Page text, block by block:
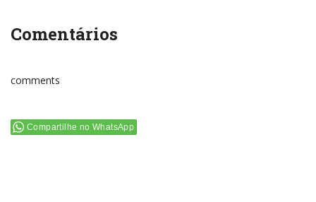
Comentários
comments
Compartilhe no WhatsApp